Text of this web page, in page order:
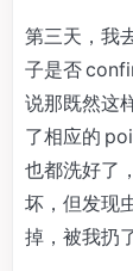
第三天，我
子是否
说那既然这
了相应的
也都洗好了
坏，但发现
掉，被我扔了